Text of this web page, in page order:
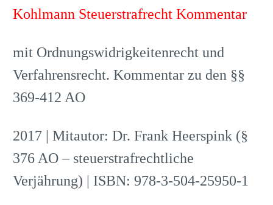
Kohlmann Steuerstrafrecht Kommentar
mit Ordnungswidrigkeitenrecht und
Verfahrensrecht. Kommentar zu den §§
369-412 AO
2017 | Mitautor: Dr. Frank Heerspink (§
376 AO – steuerstrafrechtliche
Verjährung) | ISBN: 978-3-504-25950-1